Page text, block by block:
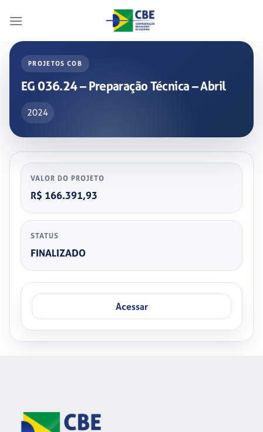
PROJETOS COB
EG 036.24 – Preparação Técnica – Abril
2024
VALOR DO PROJETO
R$ 166.391,93
STATUS
FINALIZADO
Acessar